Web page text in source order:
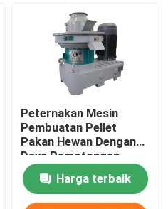
Peternakan Mesin
Pembuatan Pellet
Pakan Hewan Dengan
Daya Pemotongan
55KW 0.75KW
Harga terbaik